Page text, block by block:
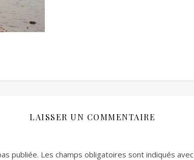
LAISSER UN COMMENTAIRE
publiée. Les champs obligatoires sont indiqués avec